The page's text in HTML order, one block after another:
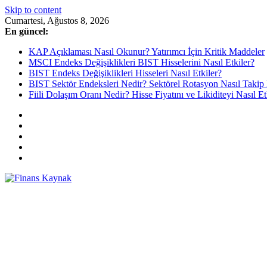
Skip to content
Cumartesi, Ağustos 8, 2026
En güncel:
KAP Açıklaması Nasıl Okunur? Yatırımcı İçin Kritik Maddeler
MSCI Endeks Değişiklikleri BIST Hisselerini Nasıl Etkiler?
BIST Endeks Değişiklikleri Hisseleri Nasıl Etkiler?
BIST Sektör Endeksleri Nedir? Sektörel Rotasyon Nasıl
Fiili Dolaşım Oranı Nedir? Hisse Fiyatını ve Likiditeyi Nasıl